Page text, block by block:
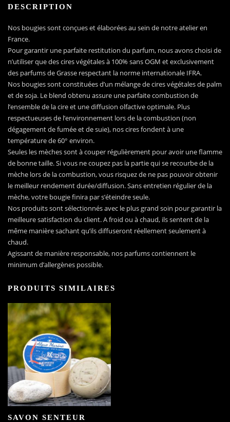
DESCRIPTION
Nos bougies sont conçues et élaborées au sein de notre atelier en
France.
Pour garantir une parfaite restitution du parfum, nous avons choisi de
n’utiliser que des cires végétales à 100% sans OGM et exclusivement
des parfums de Grasse respectant la norme internationale IFRA.
Nos bougies sont constituées d’un mélange de cires végétales de palm
et de soja. Le blend obtenu assure une parfaite combustion de
l’ensemble de la cire et une diffusion olfactive optimale. Plus
respectueuses de l’environnement lors de la combustion (non
dégagement de fumée et de suie), nos cires fondent à une
température de 60° environ.
Seules les mèches sont à couper régulièrement pour avoir une flamme
de bonne taille. Si vous ne coupez pas la partie qui se recourbe de la
mèche lors de la combustion, vous risquez de ne pas pouvoir obtenir
le meilleur rendement durée/diffusion. Sans entretien régulier de la
mèche, votre bougie finira par s’éteindre seule.
Nos produits sont sélectionnés avec le plus grand soin pour garantir la
meilleure satisfaction du client. A froid ou à chaud, ils sentent de la
même manière sachant qu’ils diffuseront réellement seulement à
chaud.
Agissant de manière responsable, nos parfums contiennent le
minimum d’allergènes possible.
PRODUITS SIMILAIRES
SAVON SENTEUR